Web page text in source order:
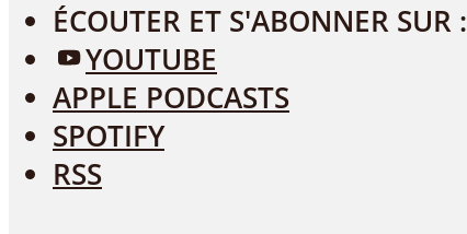
ÉCOUTER ET S'ABONNER SUR :
YOUTUBE
APPLE PODCASTS
SPOTIFY
RSS